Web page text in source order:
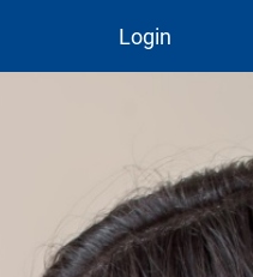
Login